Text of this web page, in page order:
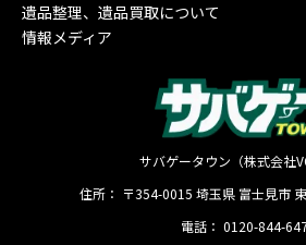
遺品整理、遺品買取について
情報メディア
サバゲータウン（株式会社
住所： 〒354-0015 埼玉県 富士見市
電話： 0120-844-